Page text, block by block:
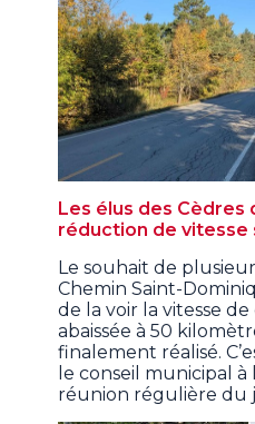
Les élus des Cèdres
réduction de vitesse
Le souhait de
Chemin Saint-
de la voir la vitesse
abaissée à 50
finalement réalisé.
le conseil municipal à
réunion régulière du